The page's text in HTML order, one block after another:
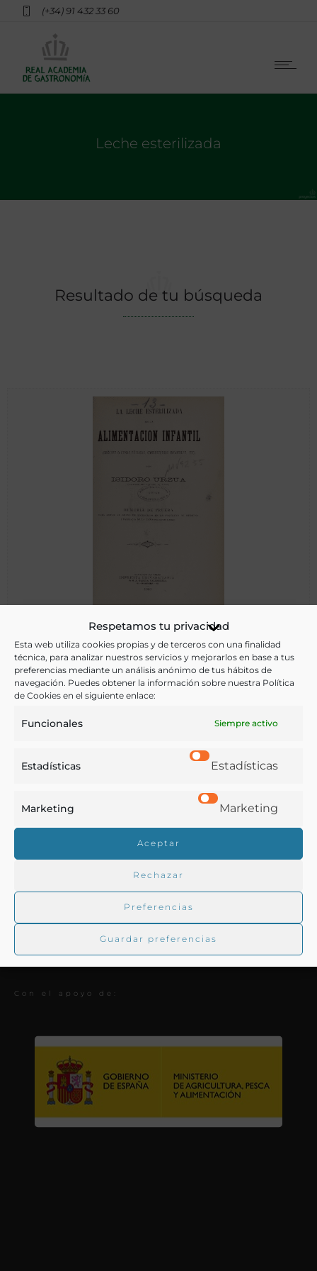
Respetamos tu privacidad
Esta web utiliza cookies propias y de terceros con una finalidad
técnica, para analizar nuestros servicios y mejorarlos en base a tus
preferencias mediante un análisis anónimo de tus hábitos de
navegación. Puedes obtener la información sobre nuestra Política
de Cookies en el siguiente enlace:
Funcionales Siempre activo
Estadísticas Estadísticas
Marketing Marketing
Aceptar
Rechazar
Preferencias
Guardar preferencias
(+34) 91 432 33 60
Leche esterilizada
Resultado de tu búsqueda
La leche esterilizada en la alimentación infantil. (Crèches o
Urzua, Isidoro
Santiago de Chile - 1903
Real Academia de Gastronomía
Trabajamos para difundir y proteger la cultura
La RAG
Con el apoyo de: